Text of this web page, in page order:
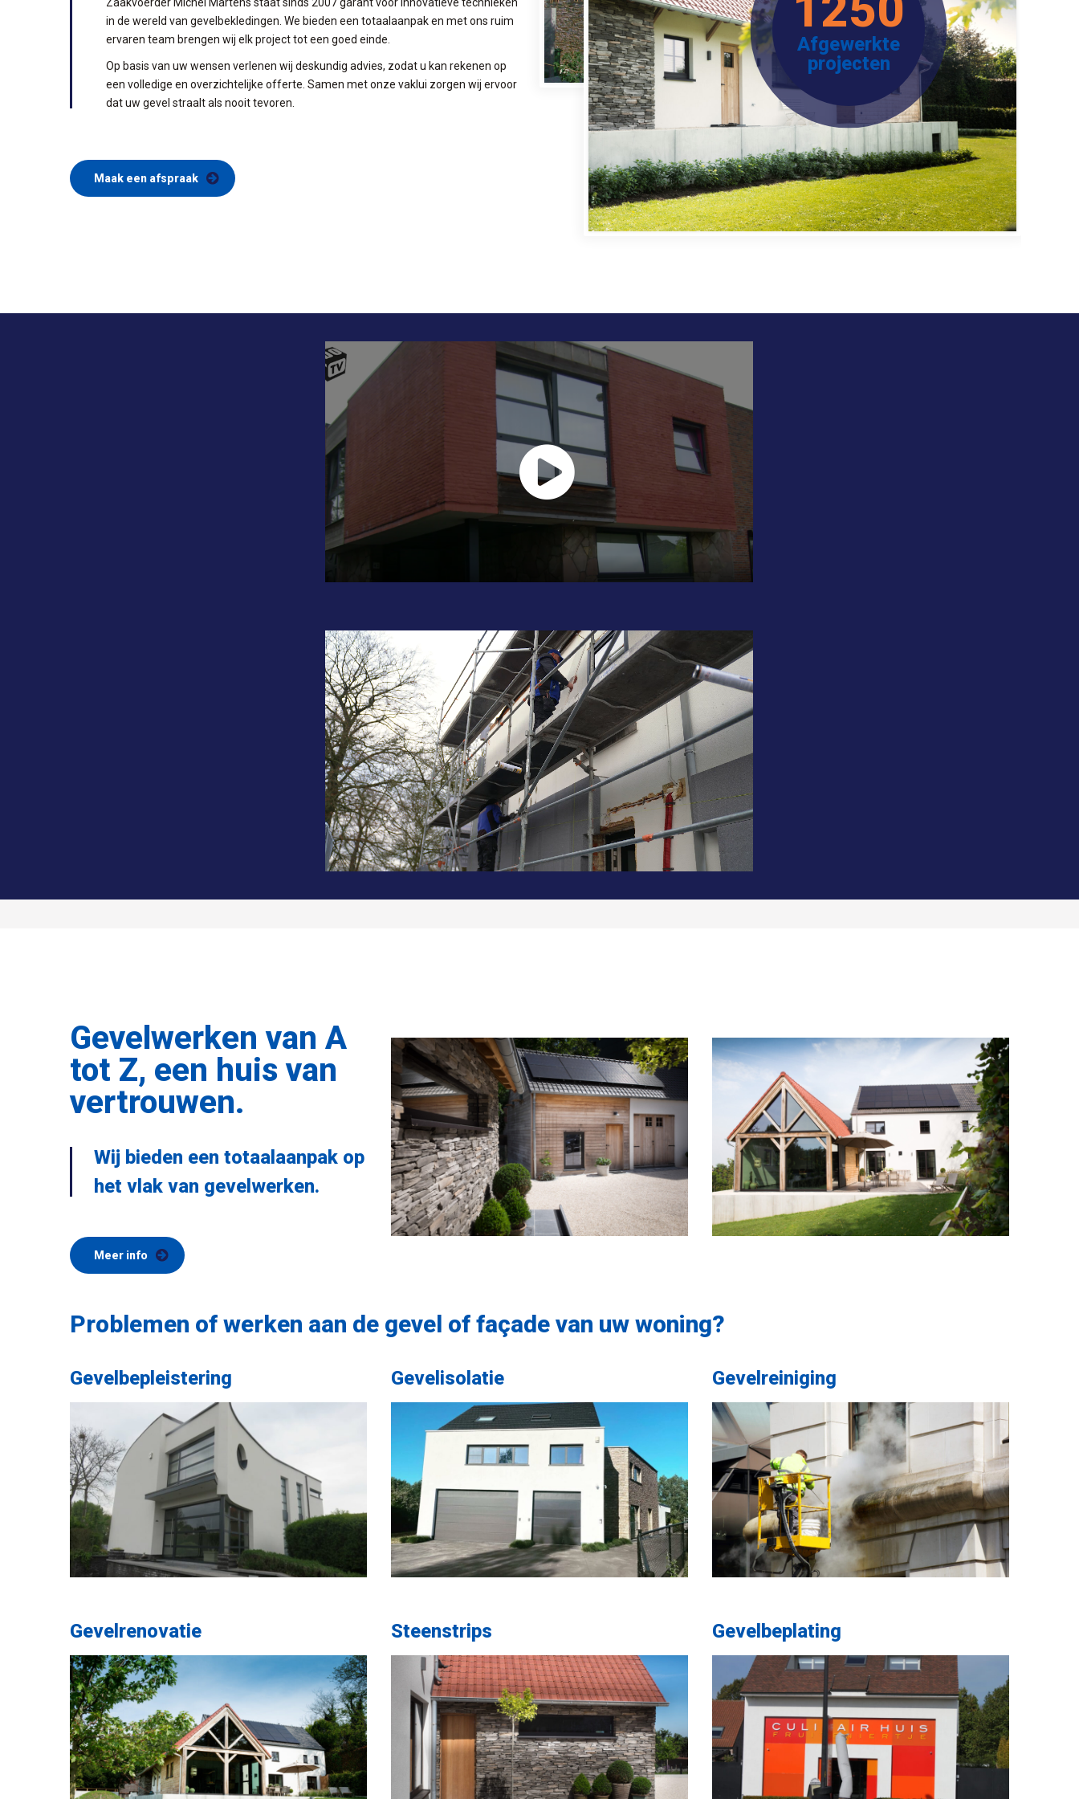
in de wereld van gevelbekledingen. We bieden een totaalaanpak en met ons ruim
ervaren team brengen wij elk project tot een goed einde.
Op basis van uw wensen verlenen wij deskundig advies, zodat u kan rekenen op
een volledige en overzichtelijke offerte. Samen met onze vaklui zorgen wij ervoor
dat uw gevel straalt als nooit tevoren.
Maak een afspraak
Afgewerkte
projecten
Gevelwerken van A
tot Z, een huis van
vertrouwen.
Wij bieden een totaalaanpak op
het vlak van gevelwerken.
Meer info
Problemen of werken aan de gevel of façade van uw woning?
Gevelbepleistering Gevelisolatie Gevelreiniging
Gevelrenovatie Steenstrips Gevelbeplating